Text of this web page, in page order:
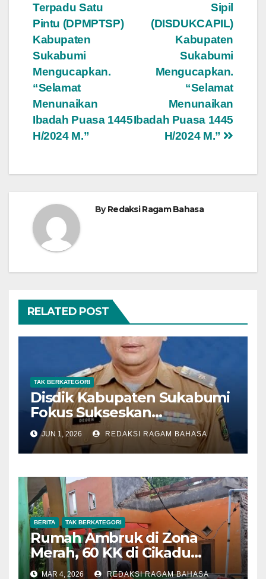
Sipil
(DISDUKCAPIL)
Kabupaten
Sukabumi
Mengucapkan.
“Selamat
Menunaikan
Ibadah Puasa 1445
H/2024 M.”
Terpadu Satu
Pintu (DPMPTSP)
Kabupaten
Sukabumi
Mengucapkan.
“Selamat
Menunaikan
Ibadah Puasa 1445
H/2024 M.”
ByRedaksi Ragam Bahasa
RELATED POST
TAK BERKATEGORI
Disdik Kabupaten Sukabumi
Fokus Sukseskan
Pelaksanaan SPMB SMP
Tahun 2026
JUN 1, 2026 REDAKSI RAGAM BAHASA
BERITA TAK BERKATEGORI
Rumah Ambruk di Zona
Merah, 60 KK di Cikadu
Terancam Pergerakan Tanah
MAR 4, 2026 REDAKSI RAGAM BAHASA